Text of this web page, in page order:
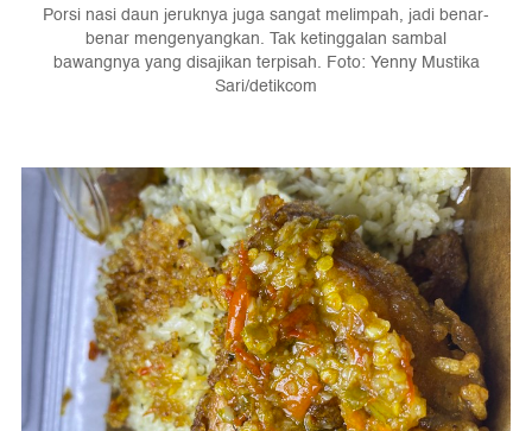
Porsi nasi daun jeruknya juga sangat melimpah, jadi benar-
benar mengenyangkan. Tak ketinggalan sambal
bawangnya yang disajikan terpisah. Foto: Yenny Mustika
Sari/detikcom